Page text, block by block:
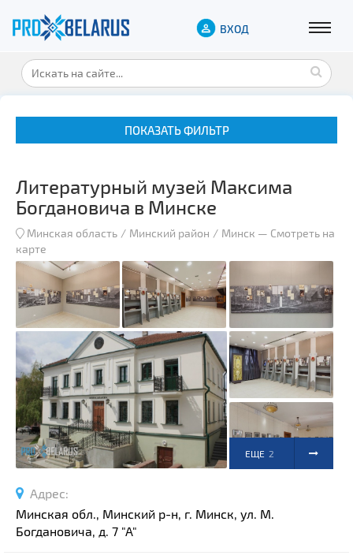
ВХОД
ПОКАЗАТЬ ФИЛЬТР
Музеи
Замки и дворцы
Военная история
Гражданская архитектура
Спортивные сооружения
Производства
Ратуши
Родовые усадьбы
Садово-парковая архитектура
Озера и водоемы
Памятники
Литературный музей Максима
Богдановича в Минске
Минская область Минский район Минск — Смотреть на
карте
ЕЩЕ 2
Адрес:
Минская обл., Минский р-н, г. Минск, ул. М.
Богдановича, д. 7 "А"